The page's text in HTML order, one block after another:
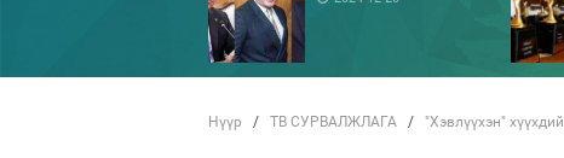
Нүүр / ТВ СУРВАЛЖЛАГА / "Хэвлүүхэн"